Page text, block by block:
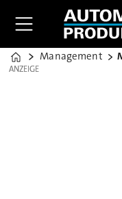
Home
Management
ANZEIGE
ANZEIGE